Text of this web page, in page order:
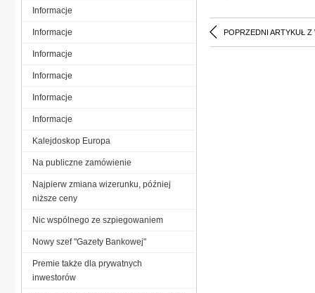
POPRZEDNI ARTYKUŁ Z
Informacje
Informacje
Informacje
Informacje
Informacje
Informacje
Kalejdoskop Europa
Na publiczne zamówienie
Najpierw zmiana wizerunku, później
niższe ceny
Nic wspólnego ze szpiegowaniem
Nowy szef "Gazety Bankowej"
Premie także dla prywatnych
inwestorów